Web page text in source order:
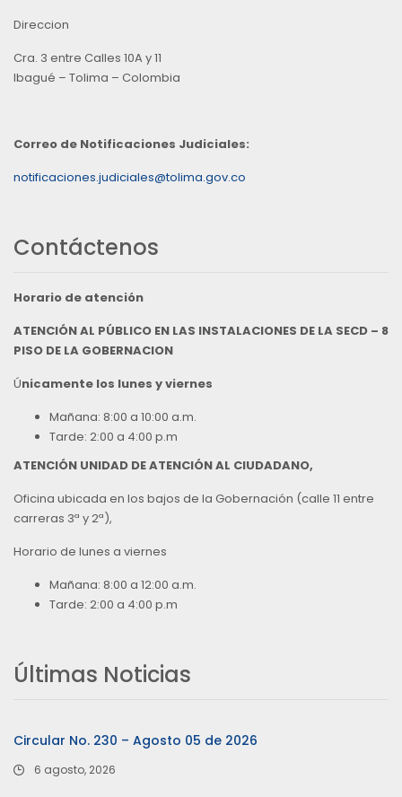
Direccion
Cra. 3 entre Calles 10A y 11
Ibagué – Tolima – Colombia
Correo de Notificaciones Judiciales:
notificaciones.judiciales@tolima.gov.co
Contáctenos
Horario de atención
ATENCIÓN AL PÚBLICO EN LAS INSTALACIONES DE LA SECD – 8
PISO DE LA GOBERNACION
Únicamente los lunes y viernes
Mañana: 8:00 a 10:00 a.m.
Tarde: 2:00 a 4:00 p.m
ATENCIÓN UNIDAD DE ATENCIÓN AL CIUDADANO,
Oficina ubicada en los bajos de la Gobernación (calle 11 entre
carreras 3ª y 2ª),
Horario de lunes a viernes
Mañana: 8:00 a 12:00 a.m.
Tarde: 2:00 a 4:00 p.m
Últimas Noticias
Circular No. 230 – Agosto 05 de 2026
6 agosto, 2026